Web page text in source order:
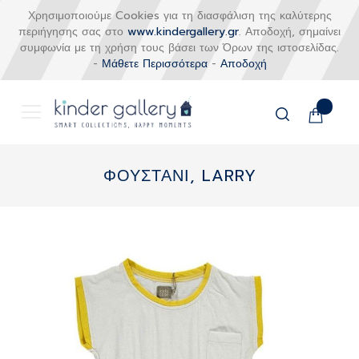
Χρησιμοποιούμε Cookies για τη διασφάλιση της καλύτερης
περιήγησης σας στο www.kindergallery.gr. Αποδοχή, σημαίνει
συμφωνία με τη χρήση τους βάσει των Όρων της ιστοσελίδας.
- Μάθετε Περισσότερα- Αποδοχή
Το
ΦΟΥΣΤΑΝΙ, LARRY